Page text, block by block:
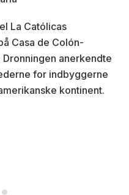
La Católicas
Casa de Colón-
anerkendte
for indbyggerne
kontinent.